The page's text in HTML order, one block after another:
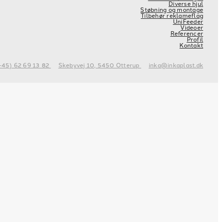
Diverse hjul
Støbning og montage
Tilbehør reklameflag
UniFeeder
Videoer
Referencer
Profil
Kontakt
62 69 13 82 Skebyvej 10, 5450 Otterup inka@inkaplast.dk